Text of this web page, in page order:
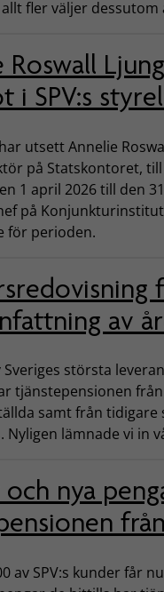
allt fler väljer
Roswall
i SPV:s
utsett Annelie
på Statskontoret,
1 april 2026 till den
på
för perioden.
av
Sveriges största
tjänstepensionen
samt från tidigare
Nyligen lämnade vi in
nya
av SPV:s kunder får